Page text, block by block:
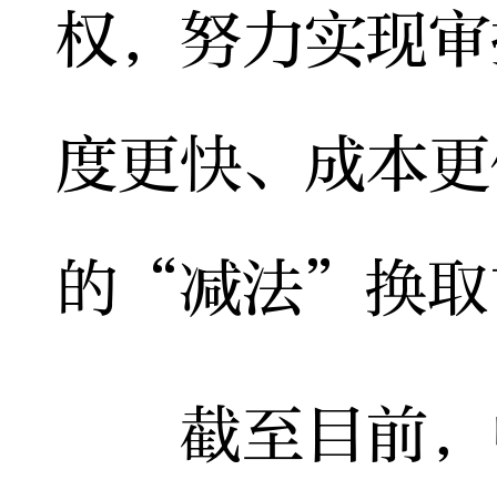
权，努力实现
度更快、成本
的“减法”换
截至目前，